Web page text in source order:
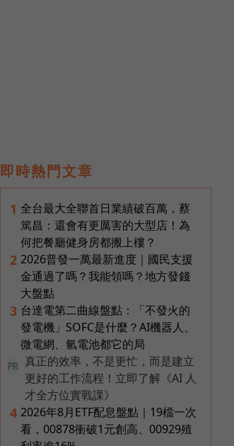
即時熱門文章
1 全台最大全聯首日業績破百萬，蔡
篤昌：還會有更厲害的大型店！為
何把餐廳健身房都搬上樓？
2 2026普發一萬最新進度｜國民支援
金通過了嗎？我能領嗎？地方發錢
大盤點
3 台達電第二曲線盤點：「不發火的
發電機」SOFC是什麼？AI機器人、
微電網、氫電池都它的局
PR
真正的效率，不是更忙，而是建立
更好的工作流程！立即了解《AI 人
才全方位實戰課》
4 2026年8月ETF配息盤點｜19檔一次
看，00878衝破1元創高、00929殖